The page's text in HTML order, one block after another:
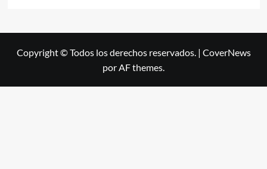
Copyright © Todos los derechos reservados. | CoverNews
por AF themes.